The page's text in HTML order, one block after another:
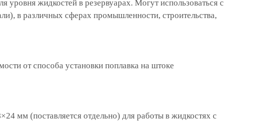
жидкостей в резервуарах. Могут использоваться с
в различных сферах промышленно­сти, строительства,
от способа установки поплавка на штоке
мм (поставляется отдельно) для работы в жидкостях с